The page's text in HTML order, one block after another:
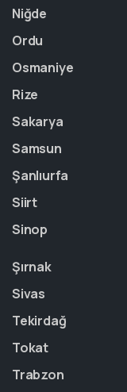
Niğde
Ordu
Osmaniye
Rize
Sakarya
Samsun
Şanlıurfa
Siirt
Sinop
Şırnak
Sivas
Tekirdağ
Tokat
Trabzon